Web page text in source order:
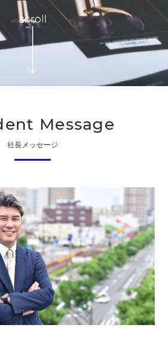
Message
社長メッセージ